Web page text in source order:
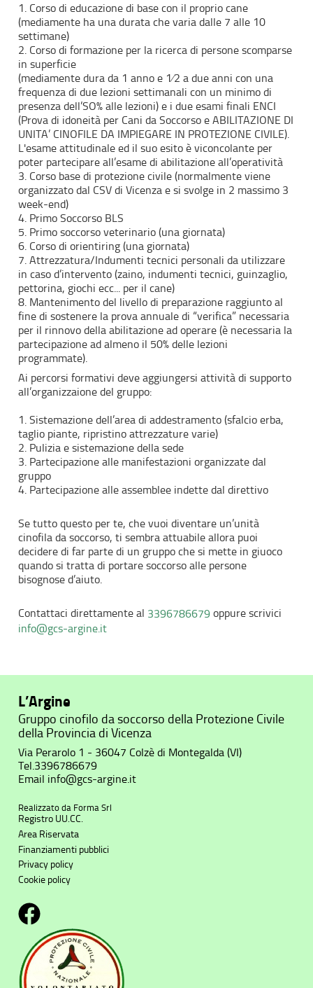
1. Corso di educazione di base con il proprio cane
(mediamente ha una durata che varia dalle 7 alle 10
settimane)
2. Corso di formazione per la ricerca di persone scomparse
in superficie
(mediamente dura da 1 anno e 1⁄2 a due anni con una
frequenza di due lezioni settimanali con un minimo di
presenza dell’SO% alle lezioni) e i due esami finali ENCI
(Prova di idoneità per Cani da Soccorso e ABILITAZIONE DI
UNITA’ CINOFILE DA IMPIEGARE IN PROTEZIONE CIVILE).
L'esame attitudinale ed il suo esito è viconcolante per
poter partecipare all’esame di abilitazione all’operatività
3. Corso base di protezione civile (normalmente viene
organizzato dal CSV di Vicenza e si svolge in 2 massimo 3
week-end)
4. Primo Soccorso BLS
5. Primo soccorso veterinario (una giornata)
6. Corso di orientiring (una giornata)
7. Attrezzatura/Indumenti tecnici personali da utilizzare
in caso d’intervento (zaino, indumenti tecnici, guinzaglio,
pettorina, giochi ecc... per il cane)
8. Mantenimento del livello di preparazione raggiunto al
fine di sostenere la prova annuale di “verifica” necessaria
per il rinnovo della abilitazione ad operare (è necessaria la
partecipazione ad almeno il 50% delle lezioni
programmate).
Ai percorsi formativi deve aggiungersi attività di supporto
all’organizzaione del gruppo:
1. Sistemazione dell’area di addestramento (sfalcio erba,
taglio piante, ripristino attrezzature varie)
2. Pulizia e sistemazione della sede
3. Partecipazione alle manifestazioni organizzate dal
gruppo
4. Partecipazione alle assemblee indette dal direttivo
Se tutto questo per te, che vuoi diventare un’unità
cinofila da soccorso, ti sembra attuabile allora puoi
decidere di far parte di un gruppo che si mette in giuoco
quando si tratta di portare soccorso alle persone
bisognose d’aiuto.
Contattaci direttamente al 3396786679 oppure scrivici
info@gcs-argine.it
L’Argine
Gruppo cinofilo da soccorso della Protezione Civile
della Provincia di Vicenza
Via Perarolo 1 - 36047 Colzè di Montegalda (VI)
Tel.3396786679
Email info@gcs-argine.it
Realizzato da Forma Srl
Registro UU.CC.
Area Riservata
Finanziamenti pubblici
Privacy policy
Cookie policy